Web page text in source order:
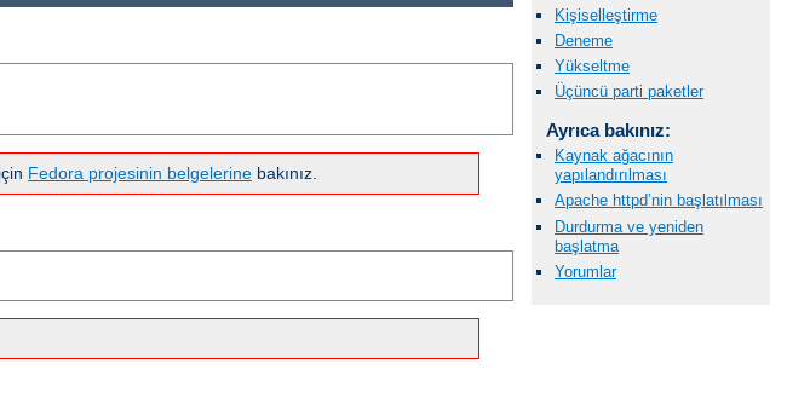
Kişiselleştirme
Deneme
Yükseltme
Üçüncü parti paketler
Ayrıca bakınız:
Kaynak ağacının
yapılandırılması
Apache httpd’nin başlatılması
Durdurma ve yeniden
başlatma
Yorumlar
Fedora projesinin belgelerine bakınız.